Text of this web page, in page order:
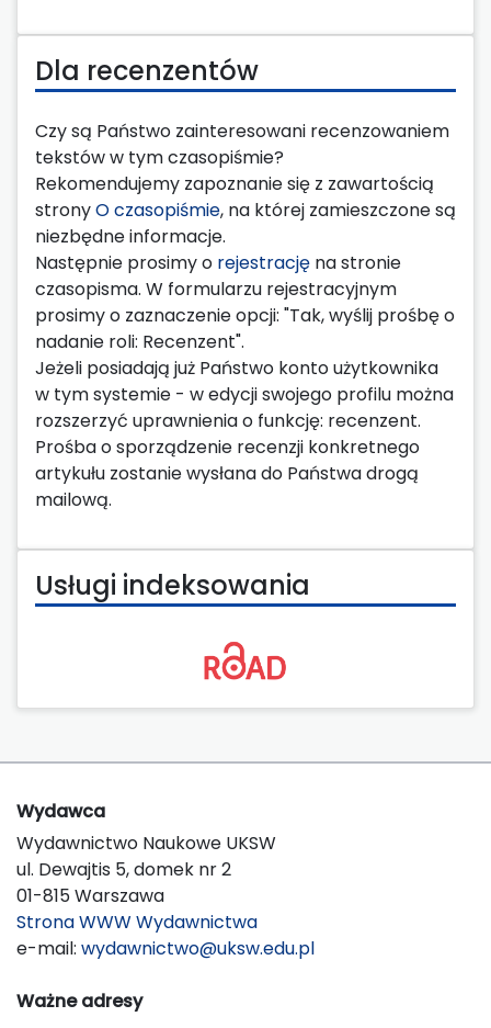
Dla recenzentów
Czy są Państwo zainteresowani recenzowaniem
tekstów w tym czasopiśmie?
Rekomendujemy zapoznanie się z zawartością
stronyO czasopiśmie, na której zamieszczone są
niezbędne informacje.
Następnie prosimy o rejestrację na stronie
czasopisma. W formularzu rejestracyjnym
prosimy o zaznaczenie opcji: "Tak, wyślij prośbę o
nadanie roli: Recenzent".
Jeżeli posiadają już Państwo konto użytkownika
w tym systemie - w edycji swojego profilu można
rozszerzyć uprawnienia o funkcję: recenzent.
Prośba o sporządzenie recenzji konkretnego
artykułu zostanie wysłana do Państwa drogą
mailową.
Usługi indeksowania
Wydawca
Wydawnictwo Naukowe UKSW
ul. Dewajtis 5, domek nr 2
01-815 Warszawa
Strona WWW Wydawnictwa
e-mail: wydawnictwo@uksw.edu.pl
Ważne adresy